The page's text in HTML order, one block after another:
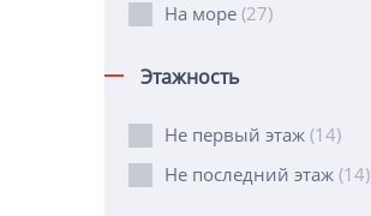
На море (27)
Этажность
Не первый этаж (14)
Не последний этаж (14)